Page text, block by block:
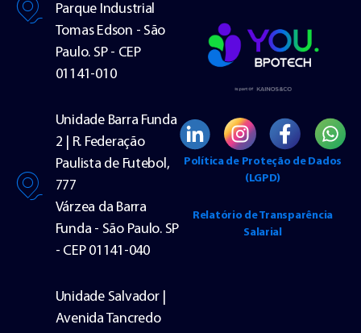
Parque Industrial
Tomas Edson - São
Paulo. SP - CEP
01141-010
Unidade Barra Funda
2 | R. Federação
Paulista de Futebol,
777
Várzea da Barra
Funda - São Paulo. SP
- CEP 01141-040
Unidade Salvador |
Avenida Tancredo
Política de Proteção de Dados
(LGPD)
Relatório de Transparência
Salarial